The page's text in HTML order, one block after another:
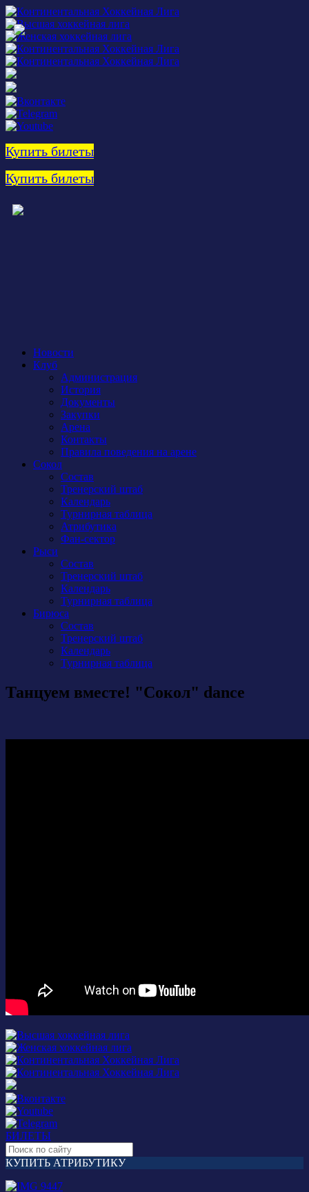
Купить билеты
Купить билеты
Новости
Клуб
Администрация
История
Документы
Закупки
Арена
Контакты
Правила поведения на арене
Сокол
Состав
Тренерский штаб
Календарь
Турнирная таблица
Атрибутика
Фан-сектор
Рыси
Состав
Тренерский штаб
Календарь
Турнирная таблица
Бирюса
Состав
Тренерский штаб
Календарь
Турнирная таблица
Танцуем вместе! "Сокол" dance
БИЛЕТЫ
КУПИТЬ АТРИБУТИКУ